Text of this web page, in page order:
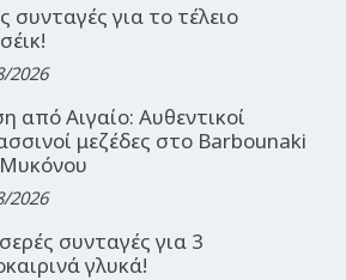
συνταγές για το τέλειο
2026
από Αιγαίο: Αυθεντικοί
μεζέδες στο Barbounaki
2026
συνταγές για 3
γλυκά!